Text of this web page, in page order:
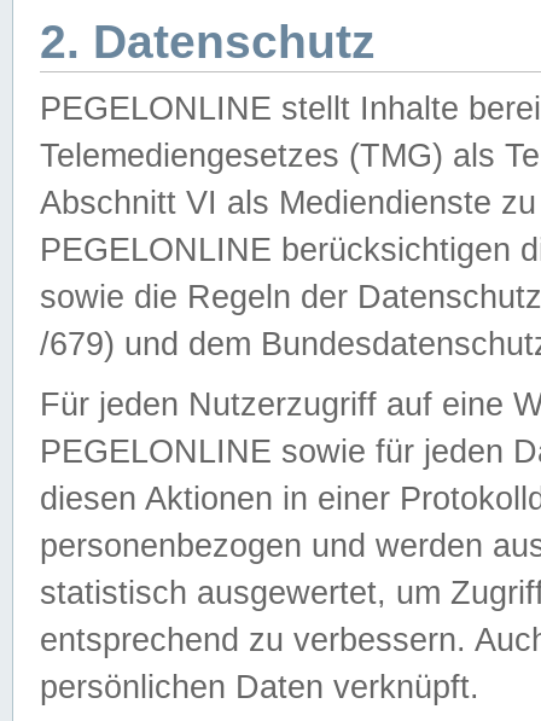
2. Datenschutz
PEGELONLINE stellt Inhalte
Telemediengesetzes (TMG) als
Abschnitt VI als Mediendienste
PEGELONLINE berücksichtigen
sowie die Regeln der
/679) und dem
Für jeden Nutzerzugriff auf eine
PEGELONLINE sowie für jeden
diesen Aktionen in einer
personenbezogen und werden
statistisch ausgewertet, um
entsprechend zu verbessern.
persönlichen Daten verknüpft.